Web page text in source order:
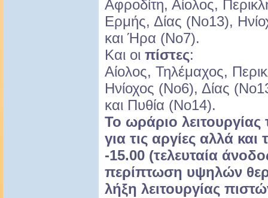
Αφροδίτη, Αίολος,
Ερμής, Δίας (Νο13),
και Ήρα (Νο7).
Και οι πίστες:
Αίολος, Τηλέμαχος,
Ηνίοχος (Νο6), Δίας
και Πυθία (Νο14).
Το ωράριο
για τις αργίες αλλά και
-15.00 (τελευταία
περίπτωση υψηλών
λήξη λειτουργίας